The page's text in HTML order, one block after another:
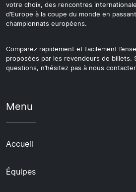
votre choix, des rencontres
d’Europe à la coupe du monde en
championnats européens.
Comparez rapidement et facilement
proposées par les revendeurs de billets.
questions, n’hésitez pas à nous
Menu
Accueil
Équipes